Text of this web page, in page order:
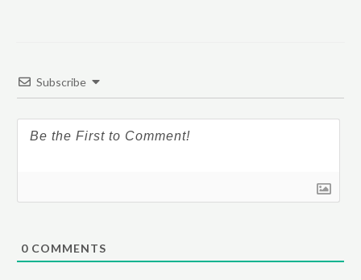
Subscribe
0 COMMENTS